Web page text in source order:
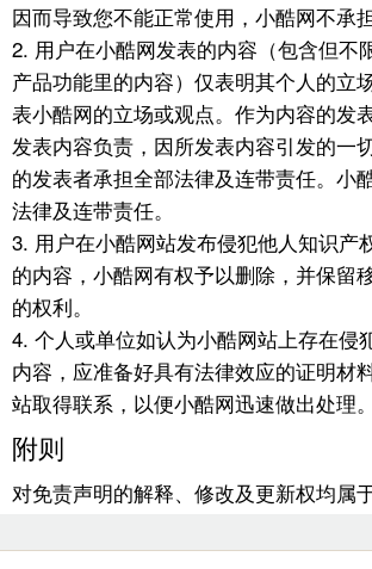
因而导致您不能正常使用，小酷网不承
2. 用户在小酷网发表的内容（包含但不
产品功能里的内容）仅表明其个人的立
表小酷网的立场或观点。作为内容的发
发表内容负责，因所发表内容引发的一
的发表者承担全部法律及连带责任。小
法律及连带责任。
3. 用户在小酷网站发布侵犯他人知识产
的内容，小酷网有权予以删除，并保留
的权利。
4. 个人或单位如认为小酷网站上存在侵
内容，应准备好具有法律效应的证明材
站取得联系，以便小酷网迅速做出处理。
附则
对免责声明的解释、修改及更新权均属